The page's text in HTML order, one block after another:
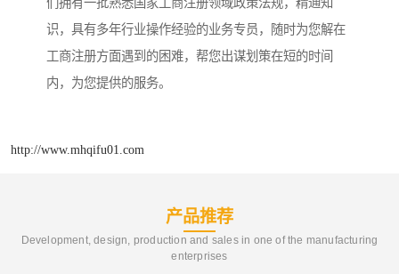
们拥有一批熟悉国家工商注册领域政策法规，精通知
识，具有多年行业操作经验的业务专员，随时为您解在
工商注册方面遇到的困难，帮您出谋划策在短的时间
内，为您提供的服务。
http://www.mhqifu01.com
产品推荐
Development, design, production and sales in one of the manufacturing
enterprises